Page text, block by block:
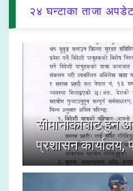
२४ घन्टाका ताजा
सीमानाकाबाट हुने
प्रशासन कार्यालय,